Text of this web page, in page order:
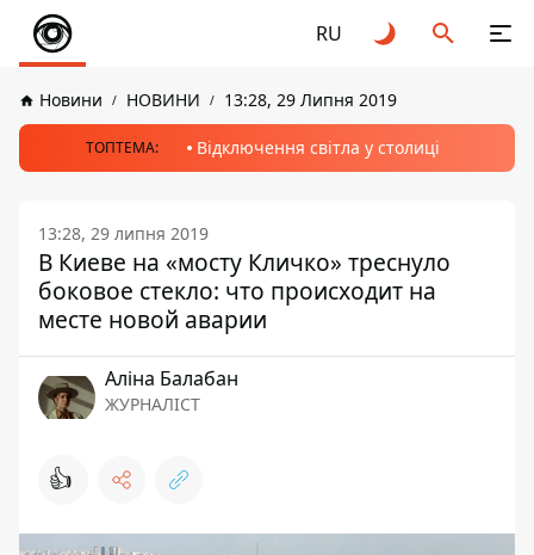
RU
Новини НОВИНИ 13:28, 29 Липня 2019
ТОПТЕМА: Відключення світла у столиці
13:28, 29 липня 2019
В Киеве на «мосту Кличко» треснуло
боковое стекло: что происходит на
месте новой аварии
Аліна Балабан
ЖУРНАЛІСТ
👍